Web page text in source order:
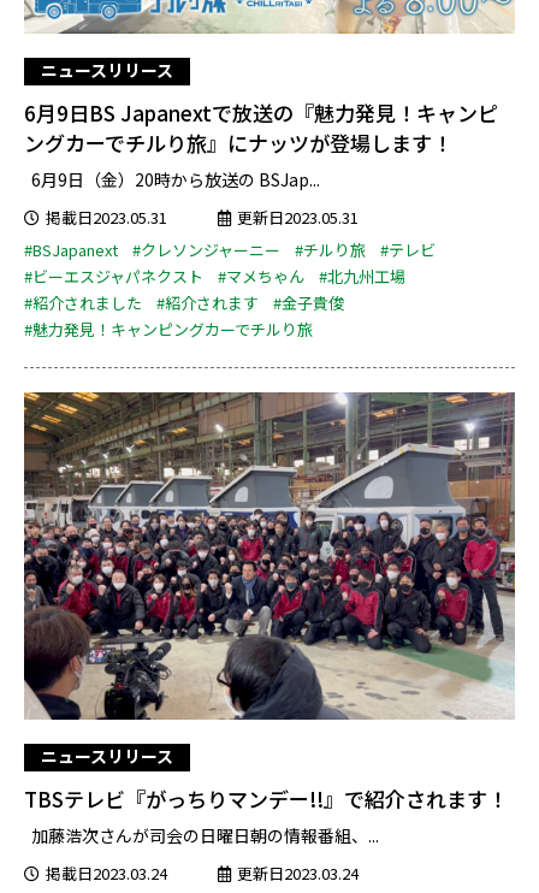
ニュースリリース
6月9日BS Japanextで放送の『魅力発見！キャンピ
ングカーでチルり旅』にナッツが登場します！
6月9日（金）20時から放送の BSJap...
掲載日2023.05.31
更新日2023.05.31
#BSJapanext
#クレソンジャーニー #チルり旅
#テレビ
#ビーエスジャパネクスト
#マメちゃん
#北九州工場
#紹介されました
#紹介されます
#金子貴俊
#魅力発見！キャンピングカーでチルり旅
ニュースリリース
TBSテレビ『がっちりマンデー!!』で紹介されます！
加藤浩次さんが司会の日曜日朝の情報番組、...
掲載日2023.03.24
更新日2023.03.24